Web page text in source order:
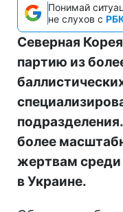
Понимай
не слухов с
Северная
партию из
более
жертвам среди
в Украине.